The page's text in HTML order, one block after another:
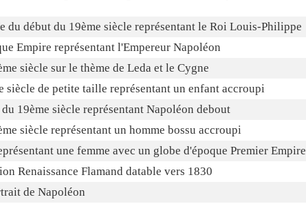
du début du 19ème siècle représentant le Roi Louis-Philippe
Empire représentant l'Empereur Napoléon
siècle sur le thème de Leda et le Cygne
siècle de petite taille représentant un enfant accroupi
19ème siècle représentant Napoléon debout
siècle représentant un homme bossu accroupi
une femme avec un globe d'époque Premier Empire
Renaissance Flamand datable vers 1830
de Napoléon